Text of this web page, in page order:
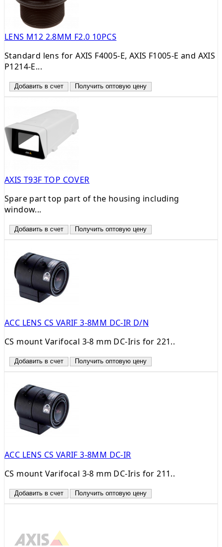
LENS M12 2.8MM F2.0 10PCS
Standard lens for AXIS F4005-E, AXIS F1005-E and AXIS
P1214-E...
Добавить в счет Получить оптовую цену
AXIS T93F TOP COVER
Spare part top part of the housing including
window...
Добавить в счет Получить оптовую цену
ACC LENS CS VARIF 3-8MM DC-IR D/N
CS mount Varifocal 3-8 mm DC-Iris for 221..
Добавить в счет Получить оптовую цену
ACC LENS CS VARIF 3-8MM DC-IR
CS mount Varifocal 3-8 mm DC-Iris for 211..
Добавить в счет Получить оптовую цену